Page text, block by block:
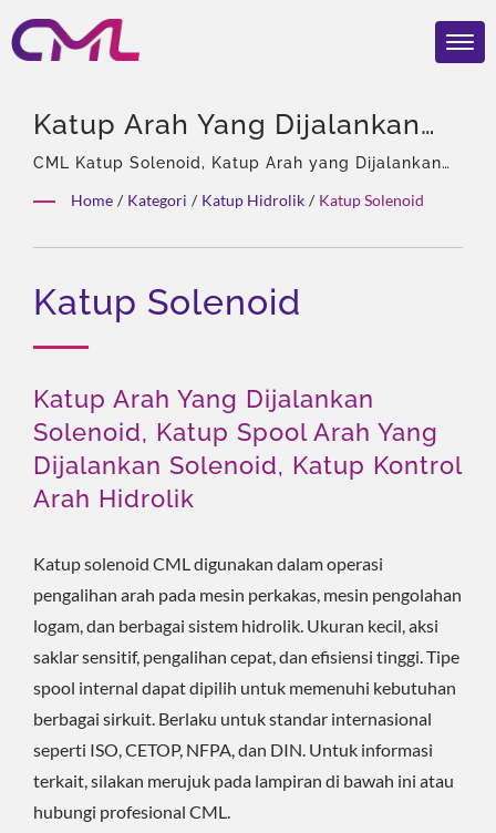
Katup Arah Yang Dijalankan
Solenoid, Katup Spool Arah
Yang Dijalankan Solenoid,
Katup Kontrol Arah Hidrolik |
Katup & Pompa Hidrolik
Bersertifikat Global – CML
Memenangkan Penghargaan
REBRAND 100® 2024
CML Katup Solenoid, Katup Arah yang Dijalankan
Distribusi global.
Home / Kategori / Katup Hidrolik / Katup Solenoid
Katup Solenoid
Katup Arah Yang Dijalankan
Solenoid, Katup Spool Arah Yang
Dijalankan Solenoid, Katup Kontrol
Arah Hidrolik
Katup solenoid CML digunakan dalam operasi
pengalihan arah pada mesin perkakas, mesin pengolahan
logam, dan berbagai sistem hidrolik. Ukuran kecil, aksi
saklar sensitif, pengalihan cepat, dan efisiensi tinggi. Tipe
spool internal dapat dipilih untuk memenuhi kebutuhan
berbagai sirkuit. Berlaku untuk standar internasional
seperti ISO, CETOP, NFPA, dan DIN. Untuk informasi
terkait, silakan merujuk pada lampiran di bawah ini atau
hubungi profesional CML.